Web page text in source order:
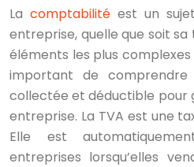
La comptabilité est un
entreprise, quelle que soit sa
éléments les plus
important de
collectée et déductible
entreprise. La TVA est une
Elle est
entreprises lorsqu’elles